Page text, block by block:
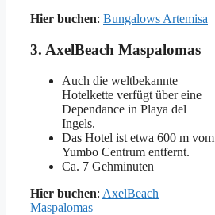
Hier buchen: Bungalows Artemisa
3. AxelBeach Maspalomas
Auch die weltbekannte
Hotelkette verfügt über eine
Dependance in Playa del
Ingels.
Das Hotel ist etwa 600 m vom
Yumbo Centrum entfernt.
Ca. 7 Gehminuten
Hier buchen: AxelBeach
Maspalomas